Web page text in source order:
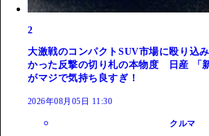
2
大激戦のコンパクトSUV市場に殴り込
かった反撃の切り札の本物度 日産 「
がマジで気持ち良すぎ！
2026年08月05日 11:30
クルマ